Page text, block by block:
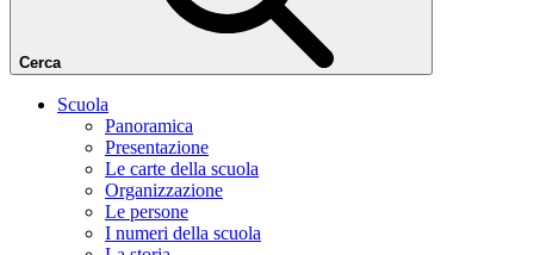
Cerca
Scuola
Panoramica
Presentazione
Le carte della scuola
Organizzazione
Le persone
I numeri della scuola